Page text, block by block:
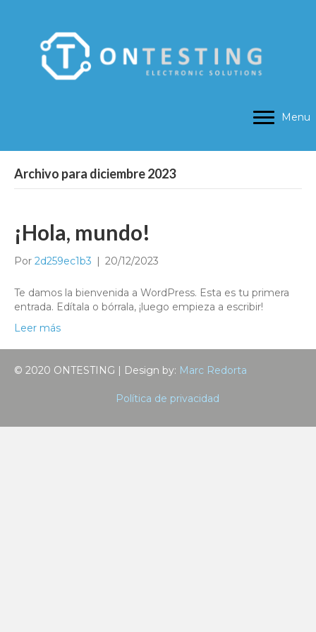
Menu
Archivo para diciembre 2023
¡Hola, mundo!
Por 2d259ec1b3 | 20/12/2023
Te damos la bienvenida a WordPress. Esta es tu primera
entrada. Edítala o bórrala, ¡luego empieza a escribir!
Leer más
© 2020 ONTESTING | Design by: Marc Redorta
Política de privacidad